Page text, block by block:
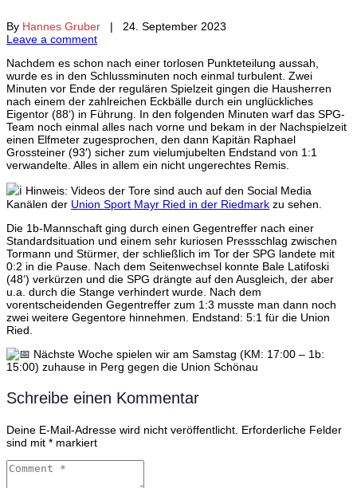
By Hannes Gruber | 24. September 2023
Leave a comment
Nachdem es schon nach einer torlosen Punkteteilung aussah,
wurde es in den Schlussminuten noch einmal turbulent. Zwei
Minuten vor Ende der regulären Spielzeit gingen die Hausherren
nach einem der zahlreichen Eckbälle durch ein unglückliches
Eigentor (88‘) in Führung. In den folgenden Minuten warf das SPG-
Team noch einmal alles nach vorne und bekam in der Nachspielzeit
einen Elfmeter zugesprochen, den dann Kapitän Raphael
Grossteiner (93′) sicher zum vielumjubelten Endstand von 1:1
verwandelte. Alles in allem ein nicht ungerechtes Remis.
Hinweis: Videos der Tore sind auch auf den Social Media
Kanälen der Union Sport Mayr Ried in der Riedmark zu sehen.
Die 1b-Mannschaft ging durch einen Gegentreffer nach einer
Standardsituation und einem sehr kuriosen Pressschlag zwischen
Tormann und Stürmer, der schließlich im Tor der SPG landete mit
0:2 in die Pause. Nach dem Seitenwechsel konnte Bale Latifoski
(48‘) verkürzen und die SPG drängte auf den Ausgleich, der aber
u.a. durch die Stange verhindert wurde. Nach dem
vorentscheidenden Gegentreffer zum 1:3 musste man dann noch
zwei weitere Gegentore hinnehmen. Endstand: 5:1 für die Union
Ried.
Nächste Woche spielen wir am Samstag (KM: 17:00 – 1b:
15:00) zuhause in Perg gegen die Union Schönau
Schreibe einen Kommentar
Deine E-Mail-Adresse wird nicht veröffentlicht. Erforderliche Felder
sind mit * markiert